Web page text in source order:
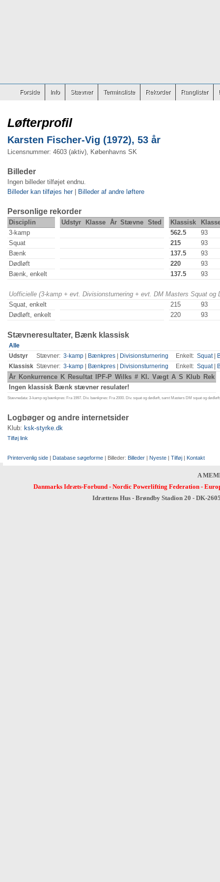
Forside Info Stævner Terminsliste Rekorder Ranglister
Løfterprofil
Karsten Fischer-Vig (1972), 53 år
Licensnummer: 4603 (aktiv), Københavns SK
Billeder
Ingen billeder tilføjet endnu.
Billeder kan tilføjes her| Billeder af andre løftere
Personlige rekorder
Disciplin Udstyr Klasse År Stævne Sted Klassisk
3-kamp
562.5
93
Squat
215
93
Bænk
137.5
93
Dødløft
220
93
Bænk, enkelt
137.5 93
Uofficielle (3-kamp + evt. Divisionsturnering + evt. DM Masters Squat
Squat, enkelt
215
93
Dødløft, enkelt
220 93
Stævneresultater, Bænk klassisk
Alle
Udstyr
Stævner: 3-kamp Bænkpres Divisionsturnering Enkelt: Squat|
Klassisk Stævner: 3-kamp Bænkpres Divisionsturnering Enkelt: Squat|
År Konkurrence K Resultat IPF-P Wilks # Kl. Vægt A S Klub Rek
Ingen klassisk Bænk stævner resulater!
Stævnedata: 3-kamp og bænkpres: Fra 1997. Div. bænkpres: Fra 2000. Div. squat og dødløft, samt Masters DM squat og
Logbøger og andre internetsider
Klub: ksk-styrke.dk
Tilføj link
Printervenlig side | Database søgeforme | Billeder: Billeder | Nyeste | Tilføj | Kontakt
A
Danmarks Idræts-Forbund- Nordic Powerlifting Federation-
Idrættens Hus - Brøndby Stadion 20 - DK-